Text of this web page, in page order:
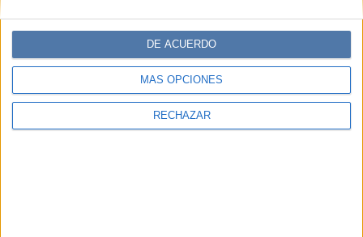
MÁS OPCIONES
RECHAZAR
DE ACUERDO